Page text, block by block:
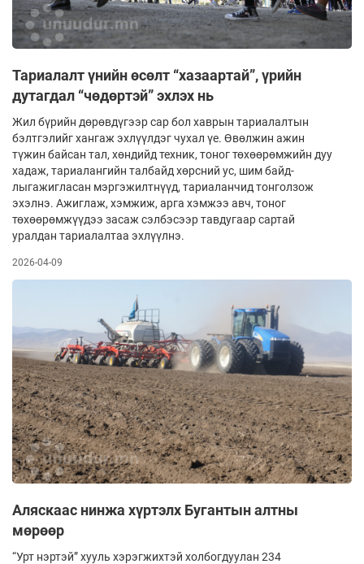
Тариалалт үнийн өсөлт “хазаартай”, үрийн
дутагдал “чөдөртэй” эхлэх нь
Жил бүрийн дөрөвдүгээр сар бол хаврын тариалалтын
бэлтгэлийг хангаж эхлүүлдэг чухал үе. Өвөлжин ажин
түжин байсан тал, хөндийд техник, тоног төхөөрөмжийн дуу
хадаж, тариалангийн талбайд хөрсний ус, шим байд­
лыгажигласан мэргэжилтнүүд, тариаланчид тонголзож
эхэлнэ. Ажиглаж, хэмжиж, арга хэмжээ авч, тоног
төхөөрөмжүүдээ засаж сэлбэсээр тавдугаар сартай
уралдан тариалалтаа эхлүүлнэ.
2026-04-09
Аляскаас нинжа хүртэлх Бугантын алтны
мөрөөр
“Урт нэртэй” хууль хэрэгжихтэй холбогдуулан 234